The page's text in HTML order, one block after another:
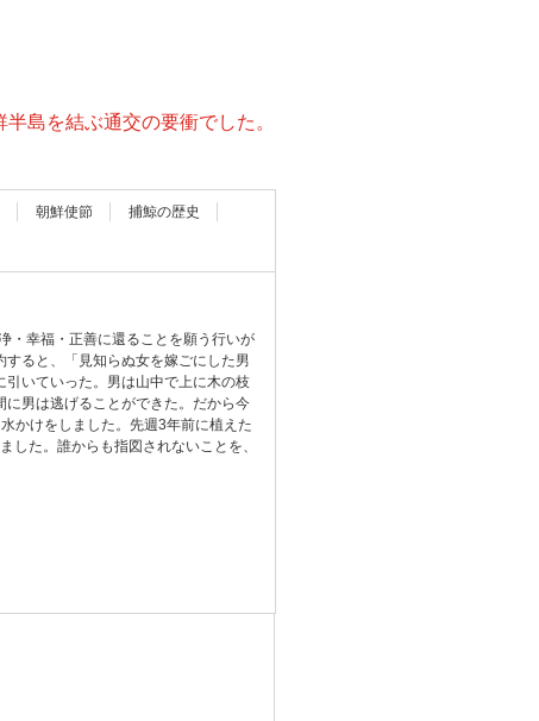
島を結ぶ通交の要衝でした。
朝鮮使節 捕鯨の歴史
・幸福・正善に還ることを願う行いが
ると、「見知らぬ女を嫁ごにした男
いていった。男は山中で上に木の枝
男は逃げることができた。だから今
かけをしました。先週3年前に植えた
た。誰からも指図されないことを、